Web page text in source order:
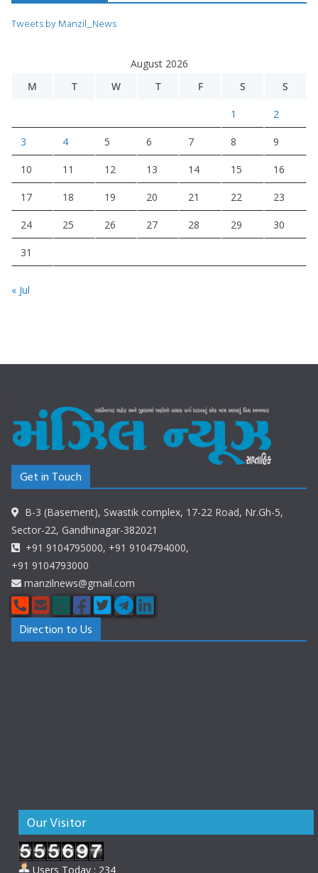
Tweets by Manzil_News
August 2026
M
T W T F S S
1 2
3 4 5 6 7 8 9
10 11 12 13 14 15 16
17 18 19 20 21 22 23
24 25 26 27 28 29 30
31
« Jul
Get in Touch
B-3 (Basement), Swastik complex, 17-22 Road, Nr.Gh-5,
Sector-22, Gandhinagar-382021
+91 9104795000, +91 9104794000,
+91 9104793000
manzilnews@gmail.com
Direction to Us
Our Visitor
Users Today : 234